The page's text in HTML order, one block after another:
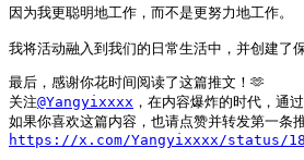
因为我更聪明地工作，而不是更努力地工作。
我将活动融入到我们的日常生活中，并创建了
最后，感谢你花时间阅读了这篇推文！🫶
关注@Yangyixxxx ，在内容爆炸
https://x.com/Yangyixxxx/status/